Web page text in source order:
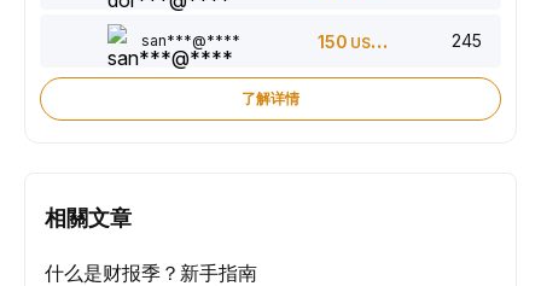
san***@**** 150 USDT 245
了解详情
相關文章
什么是财报季？新手指南